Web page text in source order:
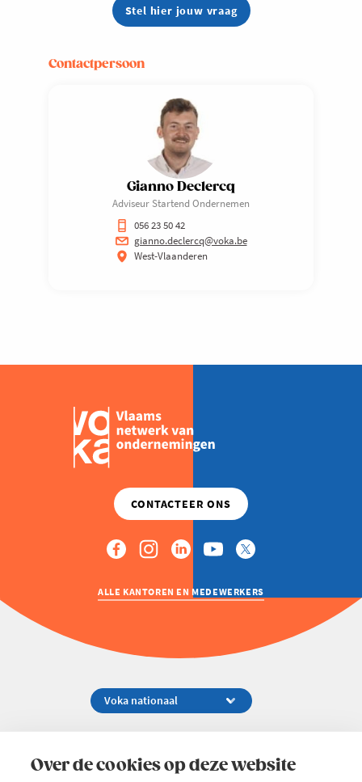
Over de cookies op deze website
Contactpersoon
Gianno Declercq
Adviseur Startend Ondernemen
056 23 50 42
gianno.declercq@voka.be
West-Vlaanderen
Stel hier jouw vraag
ALLE KANTOREN EN MEDEWERKERS
02 229 81 11